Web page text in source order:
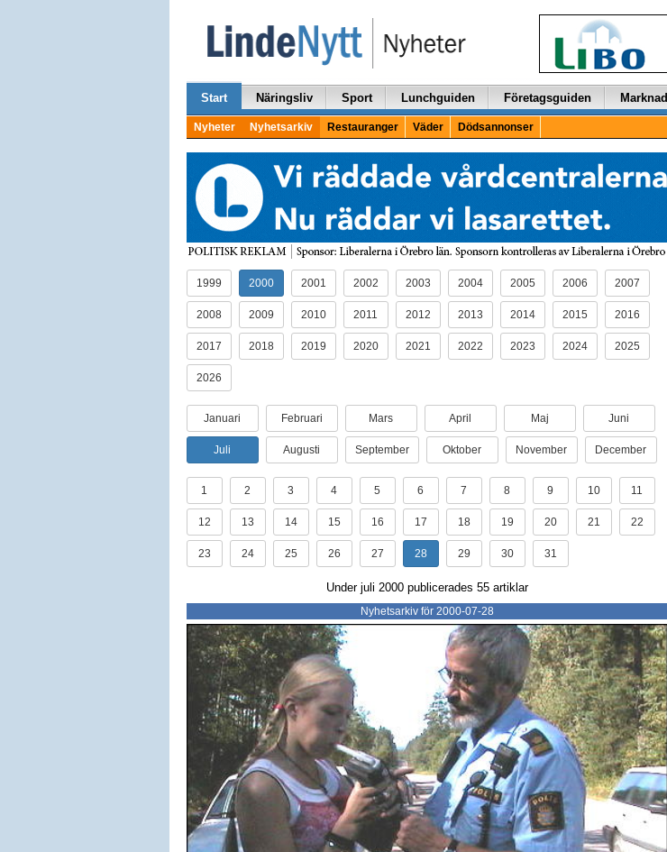
Start Näringsliv Sport Lunchguiden Företagsguiden Marknad
Nyheter Nyhetsarkiv Restauranger Väder Dödsannonser
1999 2000 2001 2002 2003 2004 2005 2006 2007
2008 2009 2010 2011 2012 2013 2014 2015 2016
2017 2018 2019 2020 2021 2022 2023 2024 2025
2026
Januari Februari Mars April Maj Juni
Juli Augusti September Oktober November December
1 2 3 4 5 6 7 8 9 10 11
12 13 14 15 16 17 18 19 20 21 22
23 24 25 26 27 28 29 30 31
Under juli 2000 publicerades 55 artiklar
Nyhetsarkiv för 2000-07-28